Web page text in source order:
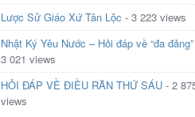
Lược Sử Giáo Xứ Tân Lộc - 3 223 views
Nhật Ký Yêu Nước – Hỏi đáp về “đa đảng”
3 021 views
HỎI ĐÁP VỀ ĐIỀU RĂN THỨ SÁU - 2
views